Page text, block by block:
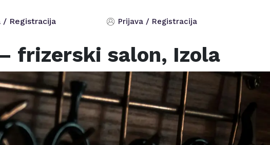
/ Registracija Prijava / Registracija
frizerski salon, Izola